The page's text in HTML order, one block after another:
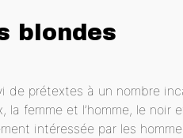
blondes
de prétextes à un nombre
femme et l’homme, le
intéressée par les